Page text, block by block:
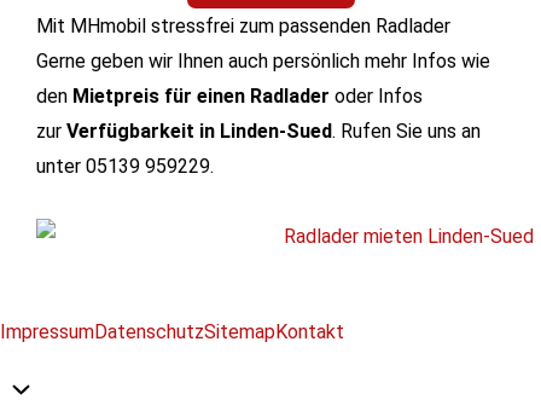
Mit MHmobil stressfrei zum passenden Radlader
Gerne geben wir Ihnen auch persönlich mehr Infos wie
den Mietpreis für einen Radlader oder Infos
zur Verfügbarkeit in Linden-Sued. Rufen Sie uns an
unter 05139 959229.
ImpressumDatenschutzSitemapKontakt